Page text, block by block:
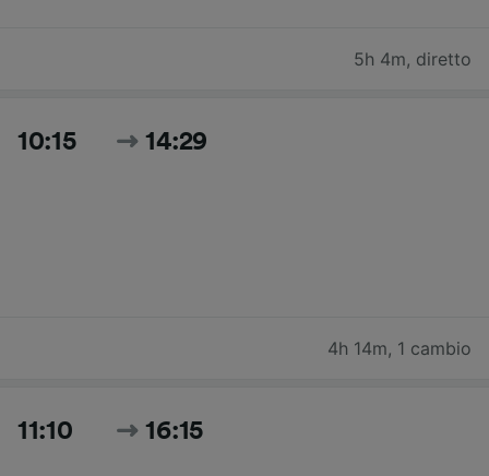
5h 4m, diretto
10:15 14:29
4h 14m, 1 cambio
11:10 16:15